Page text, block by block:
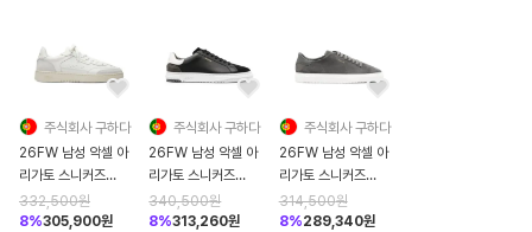
주식회사 구하다
26FW 남성 악셀 아
리가토 스니커즈
F3972001 DICE T
TOE WHOFW
332,500원
8%305,900원
주식회사 구하다
26FW 남성 악셀 아
리가토 스니커즈
F1028004 ATLAS
BLKWH BLACK
340,500원
8%313,260원
주식회사 구하다
26FW 남성 악셀 아
리가토 스니커즈
F2275002
CLEAN 90
314,500원
8%289,340원